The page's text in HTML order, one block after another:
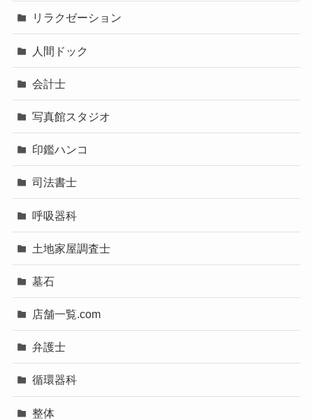
リラクゼーション
人間ドック
会計士
写真館スタジオ
印鑑ハンコ
司法書士
呼吸器科
土地家屋調査士
墓石
店舗一覧.com
弁護士
循環器科
整体